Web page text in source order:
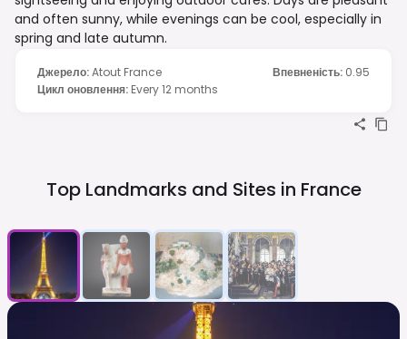
and often sunny, while evenings can be cool, especially in
spring and late autumn.
Джерело:Atout France Впевненість: 0.95
Цикл оновлення: Every 12 months
Top Landmarks and Sites in France